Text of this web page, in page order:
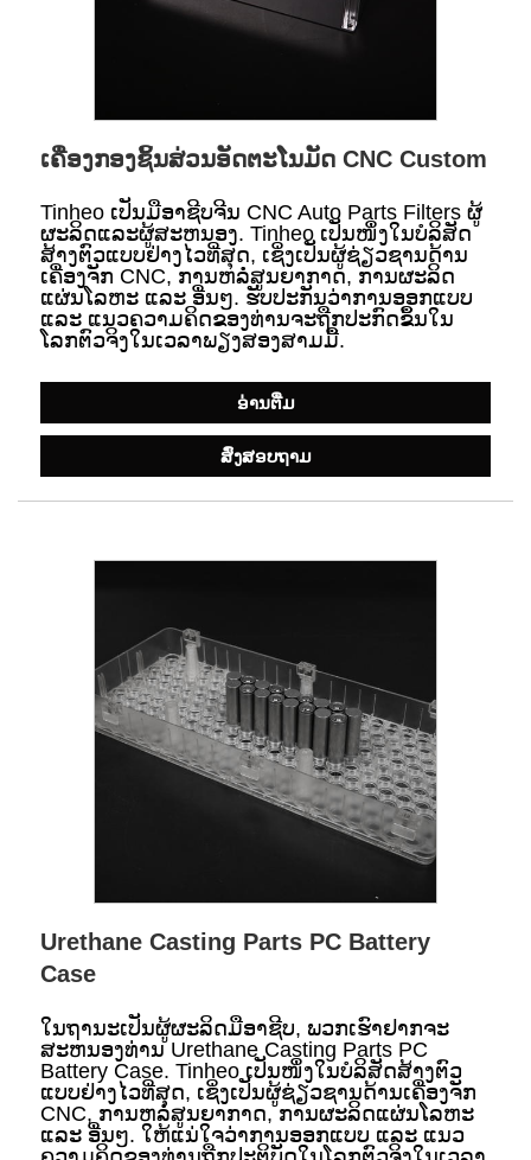
ເຄື່ອງກອງຊິ້ນສ່ວນອັດຕະໂນມັດ CNC Custom
Tinheo ເປັນມືອາຊີບຈີນ CNC Auto Parts Filters ຜູ້
ຜະລິດແລະຜູ້ສະຫນອງ. Tinheo ເປັນໜຶ່ງໃນບໍລິສັດ
ສ້າງຕົວແບບຢ່າງໄວທີ່ສຸດ, ເຊິ່ງເປັນຜູ້ຊ່ຽວຊານດ້ານ
ເຄື່ອງຈັກ CNC, ການຫລໍ່ສູນຍາກາດ, ການຜະລິດ
ແຜ່ນໂລຫະ ແລະ ອື່ນໆ. ຮັບປະກັນວ່າການອອກແບບ
ແລະ ແນວຄວາມຄິດຂອງທ່ານຈະຖືກປະກົດຂຶ້ນໃນ
ໂລກຕົວຈິງໃນເວລາພຽງສອງສາມມື້.
ອ່ານ​ຕື່ມ
ສົ່ງສອບຖາມ
Urethane Casting Parts PC Battery
Case
ໃນຖານະເປັນຜູ້ຜະລິດມືອາຊີບ, ພວກເຮົາຢາກຈະ
ສະຫນອງທ່ານ Urethane Casting Parts PC
Battery Case. Tinheo ເປັນໜຶ່ງໃນບໍລິສັດສ້າງຕົວ
ແບບຢ່າງໄວທີ່ສຸດ, ເຊິ່ງເປັນຜູ້ຊ່ຽວຊານດ້ານເຄື່ອງຈັກ
CNC, ການຫລໍ່ສູນຍາກາດ, ການຜະລິດແຜ່ນໂລຫະ
ແລະ ອື່ນໆ. ໃຫ້ແນ່ໃຈວ່າການອອກແບບ ແລະ ແນວ